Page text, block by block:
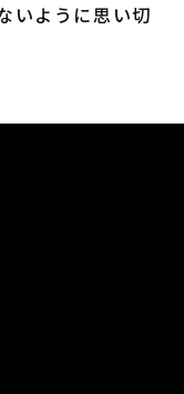
問
いように思い切